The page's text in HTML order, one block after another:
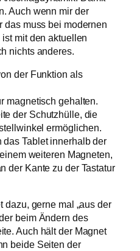
Auch wenn mir der
das muss bei modernen
mit den aktuellen
nichts anderes.
der Funktion als
magnetisch gehalten.
der Schutzhülle, die
ermöglichen.
das Tablet innerhalb der
weiteren Magneten,
der Kante zu der Tastatur
dazu, gerne mal „aus der
beim Ändern des
Auch hält der Magnet
beide Seiten der